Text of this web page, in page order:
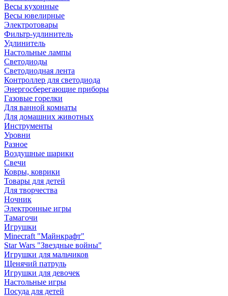
Весы кухонные
Весы ювелирные
Электротовары
Фильтр-удлинитель
Удлинитель
Настольные лампы
Светодиоды
Светодиодная лента
Контроллер для светодиода
Энергосберегающие приборы
Газовые горелки
Для ванной комнаты
Для домашних животных
Инструменты
Уровни
Разное
Воздушные шарики
Свечи
Ковры, коврики
Товары для детей
Для творчества
Ночник
Электронные игры
Тамагочи
Игрушки
Minecraft "Майнкрафт"
Star Wars "Звездные войны"
Игрушки для мальчиков
Щенячий патруль
Игрушки для девочек
Настольные игры
Посуда для детей